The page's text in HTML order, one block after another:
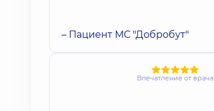
– Пациент МС "Добробут"
Впечатление от врача